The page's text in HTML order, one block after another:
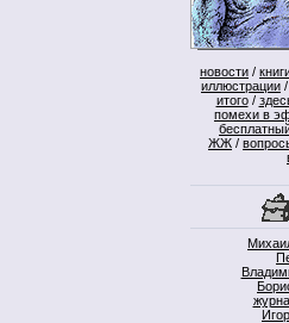
новости /
иллюстрации /
итого/
помехи в
ЖЖ /